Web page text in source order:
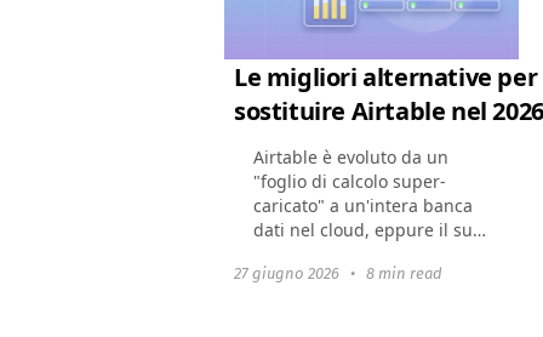
Le migliori alternative per
sostituire Airtable nel 2026
Airtable è evoluto da un
"foglio di calcolo super-
caricato" a un'intera banca
dati nel cloud, eppure il suo
espansione ha fatto crescere
27 giugno 2026 • 8 min read